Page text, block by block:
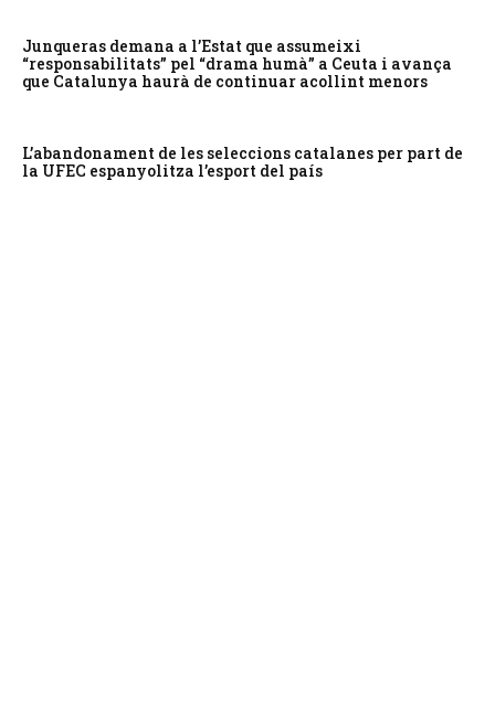
Junqueras demana a l’Estat que assumeixi
“responsabilitats” pel “drama humà” a Ceuta i avança
que Catalunya haurà de continuar acollint menors
L’abandonament de les seleccions catalanes per part de
la UFEC espanyolitza l’esport del país